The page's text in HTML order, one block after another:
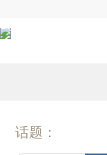
话题：